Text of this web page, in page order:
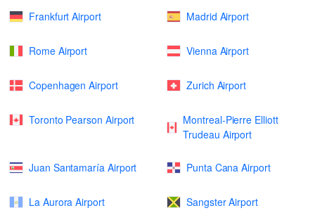
Frankfurt Airport Madrid Airport
Rome Airport Vienna Airport
Copenhagen Airport Zurich Airport
Toronto Pearson Airport
Montreal-Pierre Elliott
Trudeau Airport
Juan Santamaría Airport Punta Cana Airport
La Aurora Airport Sangster Airport